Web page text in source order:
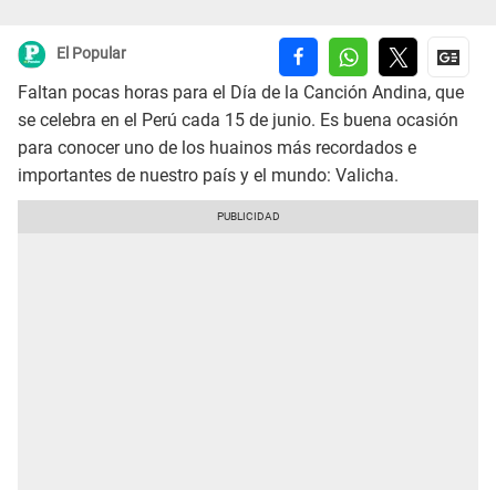
El Popular
Faltan pocas horas para el Día de la Canción Andina, que
se celebra en el Perú cada 15 de junio. Es buena ocasión
para conocer uno de los huainos más recordados e
importantes de nuestro país y el mundo: Valicha.